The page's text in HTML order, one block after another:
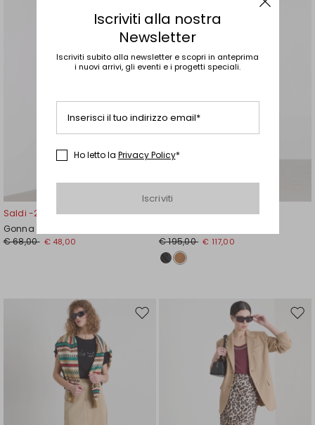
wishlist
Saldi -29%
Gonna animalier
€ 68,00 € 48,00
Saldi -40%
€ 195,00 € 117,00
Sposta
Iscriviti alla nostra
Newsletter
Iscriviti subito alla newsletter e scopri in anteprima
i nuovi arrivi, gli eventi e i progetti speciali.
Inserisci il tuo indirizzo email*
Ho letto la Privacy Policy*
Iscriviti